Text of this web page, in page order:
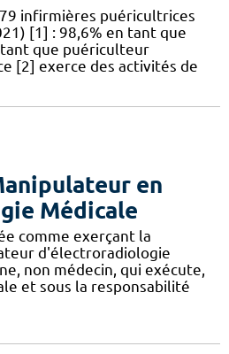
infirmières puéricultrices
[1] : 98,6% en tant que
que puériculteur
[2] exerce des activités de
en
Médicale
comme exerçant la
d'électroradiologie
non médecin, qui exécute,
et sous la responsabilité